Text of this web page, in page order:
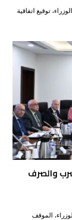
توقيع اتفاقية
والصرف
الموقف